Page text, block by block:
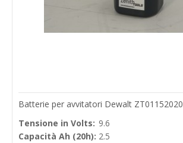
Batterie per avvitatori Dewalt ZT01152020
Tensione in Volts: 9.6
Capacità Ah (20h): 2.5